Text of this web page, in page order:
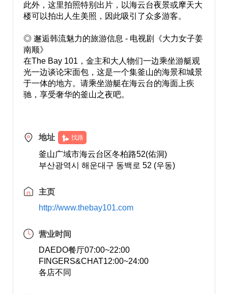
此外，这里拍照特别出片，以海云台夜景或摩天大
楼可以拍出人生美照，因此吸引了众多游客。
◎ 邂逅韩流魅力的旅游信息 - 电视剧《大力女子姜
南顺》
在The Bay 101，金主和大人物们一边乘坐游艇观
光一边谈论宋面包，这是一个集釜山的海景和城景
于一体的地方。请乘坐游艇在海云台的海面上疾
驰，享受奢华的釜山之夜吧。
地址 找路
釜山广域市海云台区冬柏路52(佑洞)
부산광역시 해운대구 동백로 52 (우동)
主页
http://www.thebay101.com
营业时间
DAEDO餐厅07:00~22:00
FINGERS&CHAT12:00~24:00
各店不同